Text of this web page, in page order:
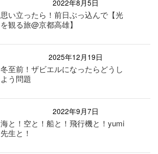
2022年8月5日
思い立ったら！前日ぶっ込んで【光
を観る旅@京都高雄】
2025年12月19日
冬至前！ザビエルになったらどうし
よう問題
2022年9月7日
海と！空と！船と！飛行機と！yumi
先生と！